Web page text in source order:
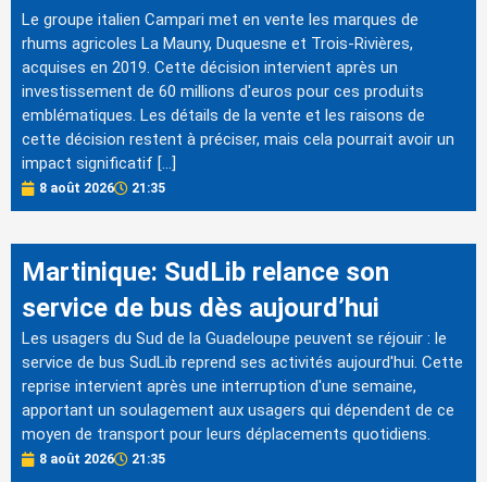
Le groupe italien Campari met en vente les marques de
rhums agricoles La Mauny, Duquesne et Trois-Rivières,
acquises en 2019. Cette décision intervient après un
investissement de 60 millions d'euros pour ces produits
emblématiques. Les détails de la vente et les raisons de
cette décision restent à préciser, mais cela pourrait avoir un
impact significatif […]
8 août 2026 21:35
Martinique: SudLib relance son
service de bus dès aujourd’hui
Les usagers du Sud de la Guadeloupe peuvent se réjouir : le
service de bus SudLib reprend ses activités aujourd'hui. Cette
reprise intervient après une interruption d'une semaine,
apportant un soulagement aux usagers qui dépendent de ce
moyen de transport pour leurs déplacements quotidiens.
8 août 2026 21:35